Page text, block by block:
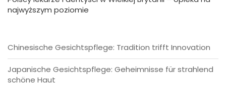
najwyższym poziomie
Chinesische Gesichtspflege: Tradition trifft Innovation
Japanische Gesichtspflege: Geheimnisse für strahlend
schöne Haut